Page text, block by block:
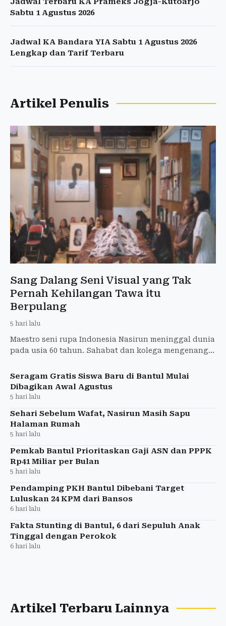
Sabtu 1 Agustus 2026
Jadwal KA Bandara YIA Sabtu 1 Agustus 2026
Lengkap dan Tarif Terbaru
Artikel Penulis
Sang Dalang Seni Visual yang Tak
Pernah Kehilangan Tawa itu
Berpulang
5 hari lalu
Maestro seni rupa Indonesia Nasirun meninggal dunia
pada usia 60 tahun. Sahabat dan kolega mengenang
ditingga
Seragam Gratis Siswa Baru di Bantul Mulai
Dibagikan Awal Agustus
5 hari lalu
Sehari Sebelum Wafat, Nasirun Masih Sapu
Halaman Rumah
5 hari lalu
Pemkab Bantul Prioritaskan Gaji ASN dan PPPK
Rp41 Miliar per Bulan
5 hari lalu
Pendamping PKH Bantul Dibebani Target
Luluskan 24 KPM dari Bansos
6 hari lalu
Fakta Stunting di Bantul, 6 dari Sepuluh Anak
Tinggal dengan Perokok
6 hari lalu
Artikel Terbaru Lainnya